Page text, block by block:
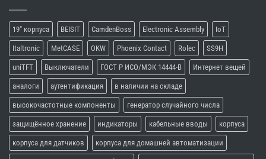
19" корпуса BEISIT CamdenBoss Electronic Assembly IoT
Italtronic MetCASE OKW Phoenix Contact Rolec SS9H
uniTFT Выключатели ГОСТ Р ИСО/МЭК 14444-В Интернет вещей
аналоги аутентификация в наличии на складе
высокочастотные компоненты генератор случайного числа
защищённое хранение индикаторы кабельные вводы корпуса
корпуса для датчиков корпуса для домашней автоматизации